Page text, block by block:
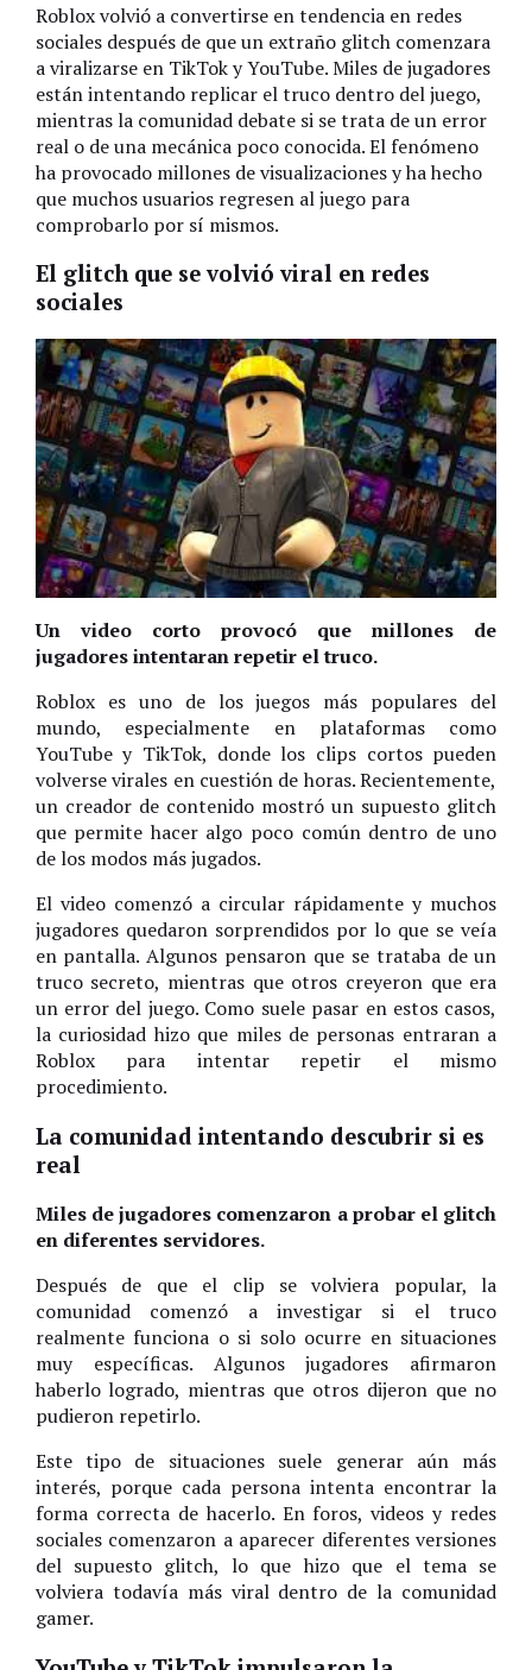
Roblox volvió a convertirse en tendencia en redes
sociales después de que un extraño glitch comenzara
a viralizarse en TikTok y YouTube. Miles de jugadores
están intentando replicar el truco dentro del juego,
mientras la comunidad debate si se trata de un error
real o de una mecánica poco conocida. El fenómeno
ha provocado millones de visualizaciones y ha hecho
que muchos usuarios regresen al juego para
comprobarlo por sí mismos.
El glitch que se volvió viral en redes
sociales
Un video corto provocó que millones de
jugadores intentaran repetir el truco.
Roblox es uno de los juegos más populares del
mundo, especialmente en plataformas como
YouTube y TikTok, donde los clips cortos pueden
volverse virales en cuestión de horas. Recientemente,
un creador de contenido mostró un supuesto glitch
que permite hacer algo poco común dentro de uno
de los modos más jugados.
El video comenzó a circular rápidamente y muchos
jugadores quedaron sorprendidos por lo que se veía
en pantalla. Algunos pensaron que se trataba de un
truco secreto, mientras que otros creyeron que era
un error del juego. Como suele pasar en estos casos,
la curiosidad hizo que miles de personas entraran a
Roblox para intentar repetir el mismo
procedimiento.
La comunidad intentando descubrir si es
real
Miles de jugadores comenzaron a probar el glitch
en diferentes servidores.
Después de que el clip se volviera popular, la
comunidad comenzó a investigar si el truco
realmente funciona o si solo ocurre en situaciones
muy específicas. Algunos jugadores afirmaron
haberlo logrado, mientras que otros dijeron que no
pudieron repetirlo.
Este tipo de situaciones suele generar aún más
interés, porque cada persona intenta encontrar la
forma correcta de hacerlo. En foros, videos y redes
sociales comenzaron a aparecer diferentes versiones
del supuesto glitch, lo que hizo que el tema se
volviera todavía más viral dentro de la comunidad
gamer.